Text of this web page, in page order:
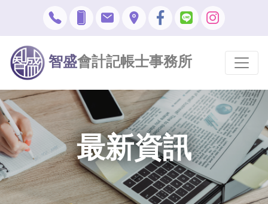
智盛會計記帳士事務所
最新資訊